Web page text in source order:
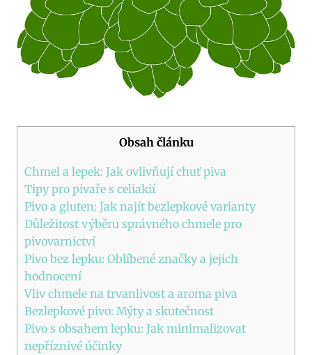
Obsah článku
Chmel a lepek: Jak ovlivňují chuť piva
Tipy pro pivaře s celiakií
Pivo a gluten: Jak najít bezlepkové varianty
Důležitost výběru správného chmele pro
pivovarnictví
Pivo bez lepku: Oblíbené značky a jejich
hodnocení
Vliv chmele na trvanlivost a aroma piva
Bezlepkové pivo: Mýty a skutečnost
Pivo s obsahem lepku: Jak minimalizovat
nepříznivé účinky